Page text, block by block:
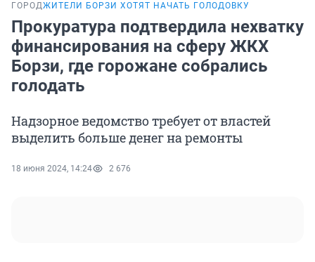
ГОРОДЖИТЕЛИ БОРЗИ ХОТЯТ НАЧАТЬ ГОЛОДОВКУ
Прокуратура подтвердила нехватку
финансирования на сферу ЖКХ
Борзи, где горожане собрались
голодать
Надзорное ведомство требует от властей
выделить больше денег на ремонты
18 июня 2024, 14:24 2 676